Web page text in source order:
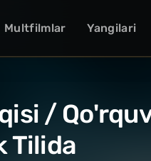
Multfilmlar Yangilari
/
Tilida